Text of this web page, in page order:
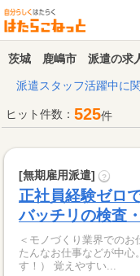
茨城 鹿嶋市 派遣の求
派遣スタッフ活躍中に
ヒット件数： 525件
[無期雇用派遣] ?
正社員経験ゼロ
バッチリの検査
＜モノづくり業界でのお仕事！＞ 仕分けや梱包、
たんなお仕事などが中心
す！） 覚えやすい...